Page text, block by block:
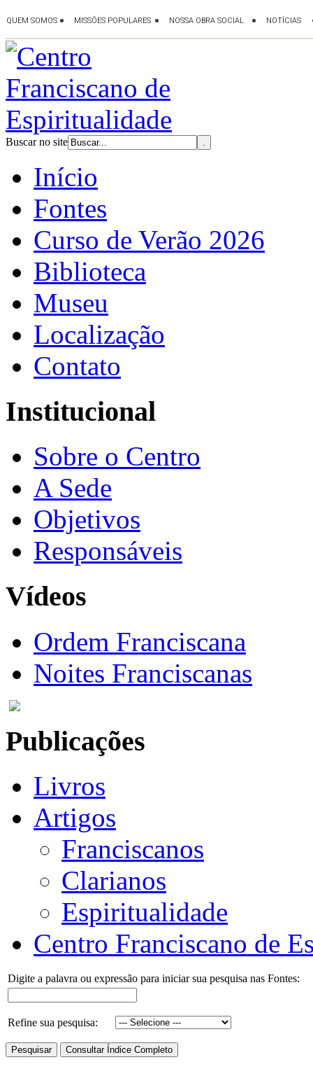
Buscar no site
Início
Fontes
Curso de Verão 2026
Biblioteca
Museu
Localização
Contato
Institucional
Sobre o Centro
A Sede
Objetivos
Responsáveis
Vídeos
Ordem Franciscana
Noites Franciscanas
Publicações
Livros
Artigos
Franciscanos
Clarianos
Espiritualidade
Centro Franciscano de
Digite a palavra ou expressão para iniciar sua pesquisa nas Fontes:
Refine sua pesquisa: